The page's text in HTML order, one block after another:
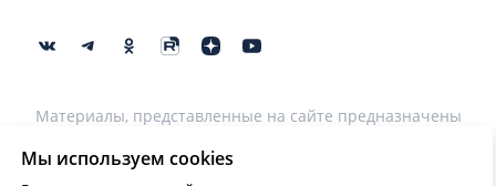
Материалы, представленные на сайте предназначены
использованы для постановки диагноза, назначения
лечения и не являются медицинскими рекомендациями.
Мы используем cookies